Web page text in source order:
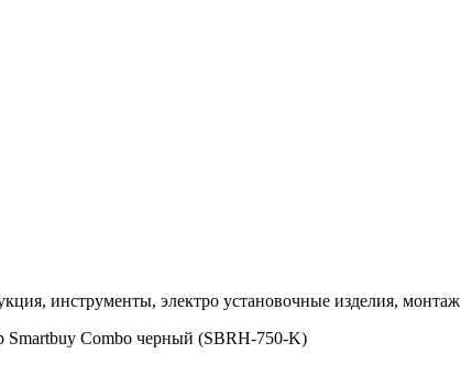
инструменты, электро установочные изделия, монтаж
Smartbuy Combo черный (SBRH-750-K)